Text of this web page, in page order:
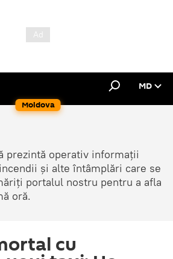
Moldova
MD
prezintă operativ informații
și alte întâmplări care se
portalul nostru pentru a afla
oră.
cu